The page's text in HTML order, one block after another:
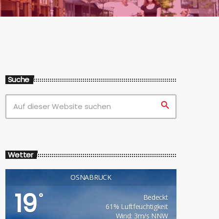
Suche
search
Wetter
OSNABRÜCK
19°
Bedeckt
61% Luftfeuchtigkeit
Wind: 3m/s NNW